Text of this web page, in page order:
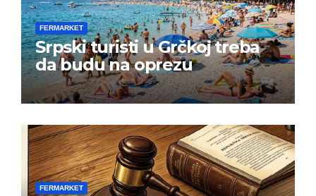
FERMARKET
Srpski turisti u Grčkoj treba
da budu na oprezu
FERMARKET